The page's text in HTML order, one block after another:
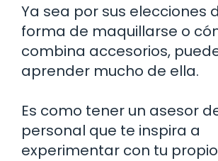
Ya sea por sus elecciones
forma de maquillarse o
combina accesorios,
aprender mucho de ella.
Es como tener un asesor
personal que te inspira a
experimentar con tu